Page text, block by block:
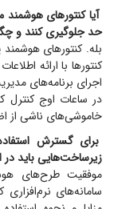
آیا کنتور‌های
حد جلوگیری کنند و
بله. کنتور‌های
کنتور‌ها با ارائه
اجرای برنامه‌های
در ساعات اوج کنترل
خاموشی‌های ناشی از
برای گسترش
زیرساخت‌هایی باید در
موفقیت طرح‌های
سامانه‌های